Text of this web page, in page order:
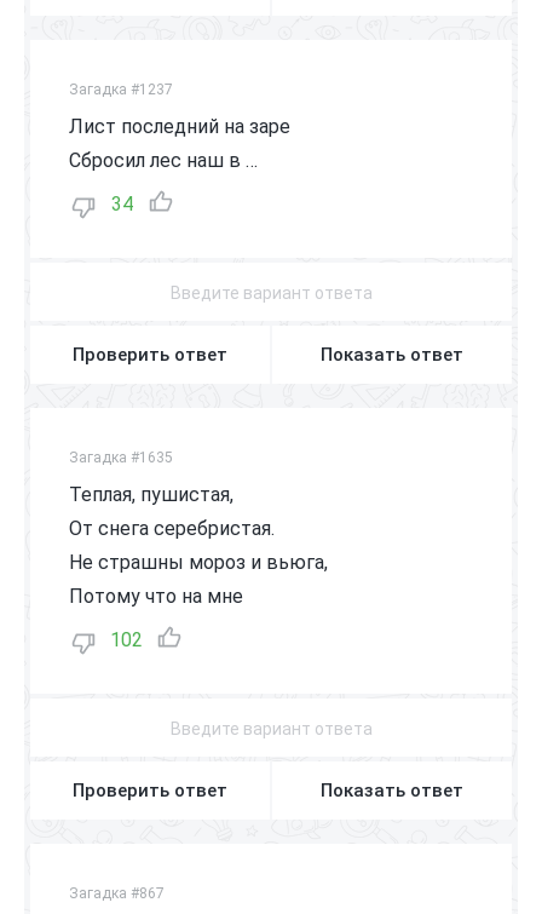
Загадка #1237
Лист последний на заре
Сбросил лес наш в …
34
Проверить ответ Показать ответ
Загадка #1635
Теплая, пушистая,
От снега серебристая.
Не страшны мороз и вьюга,
Потому что на мне
102
Проверить ответ Показать ответ
Загадка #867